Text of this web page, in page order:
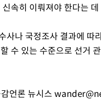
신속히 이뤄져야 한다는
사나 국정조사 결과에 따
수 있는 수준으로 선거
언론 뉴시스